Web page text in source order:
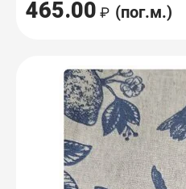
465.00 (пог.м.)